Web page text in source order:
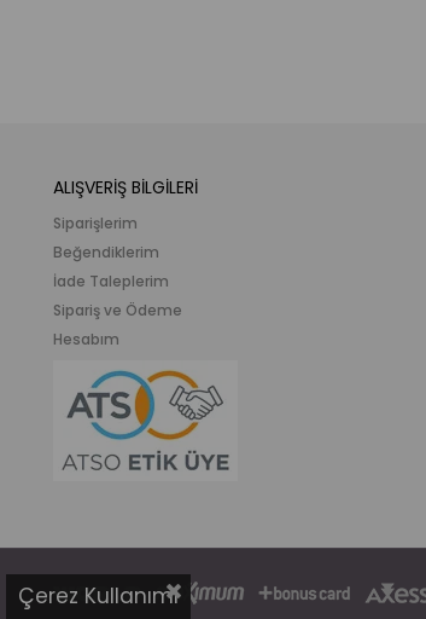
ALIŞVERİŞ BİLGİLERİ
Siparişlerim
Beğendiklerim
İade Taleplerim
Sipariş ve Ödeme
Hesabım
Çerez Kullanımı